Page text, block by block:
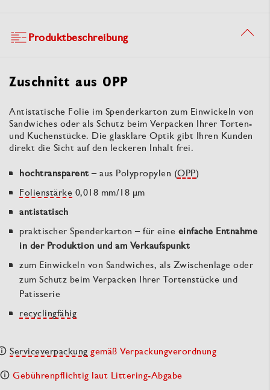
Produktbeschreibung
Zuschnitt aus OPP
Antistatische Folie im Spenderkarton zum Einwickeln von
Sandwiches oder als Schutz beim Verpacken Ihrer Torten-
und Kuchenstücke. Die glasklare Optik gibt Ihren Kunden
direkt die Sicht auf den leckeren Inhalt frei.
hochtransparent– aus Polypropylen (OPP)
Folienstärke 0,018 mm/18 µm
antistatisch
praktischer Spenderkarton – für eine einfache Entnahme
in der Produktion und am Verkaufspunkt
zum Einwickeln von Sandwiches, als Zwischenlage oder
zum Schutz beim Verpacken Ihrer Tortenstücke und
Patisserie
recyclingfähig
Serviceverpackung gemäß Verpackungverordnung
Gebührenpflichtig laut Littering-Abgabe